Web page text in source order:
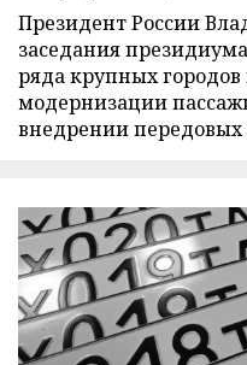
Президент России
заседания
ряда крупных городов
модернизации
внедрении